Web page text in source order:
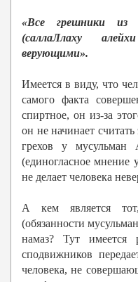
«Все грешники из
(саллаЛлаху
верующими».
Имеется в виду, что
самого факта
спиртное, он из-за
он не начинает
грехов у мусульман
(единогласное мнение
не делает человека
А кем является
(обязанности
намаз? Тут имеется
сподвижников
человека, не